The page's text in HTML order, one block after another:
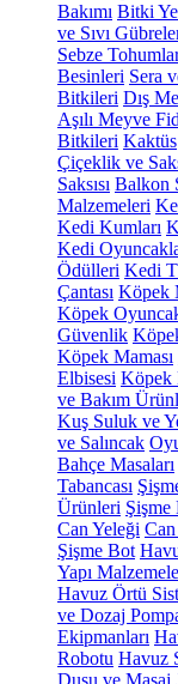
Bakımı Bitki
ve Sıvı
Sebze
Besinleri Sera
Bitkileri Dış
Aşılı Meyve
Bitkileri Kaktüs
Çiçeklik ve
Saksısı Balkon
Malzemeleri
Kedi Kumları
Kedi
Ödülleri Kedi
Çantası Köpek
Köpek
Güvenlik
Köpek Maması
Elbisesi Köpek
ve Bakım
Kuş Suluk ve
ve Salıncak
Bahçe Masaları
Tabancası
Ürünleri Şişme
Can Yeleği
Şişme Bot
Yapı
Havuz Örtü
ve Dozaj
Ekipmanları
Robotu Havuz
Duşu ve Masaj